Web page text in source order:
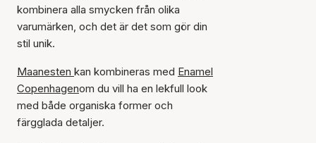
kombinera alla smycken från olika
varumärken, och det är det som gör din
stil unik.
Maanesten kan kombineras med Enamel
Copenhagenom du vill ha en lekfull look
med både organiska former och
färgglada detaljer.